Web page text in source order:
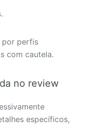
por perfis
com cautela.
no review
específicos,